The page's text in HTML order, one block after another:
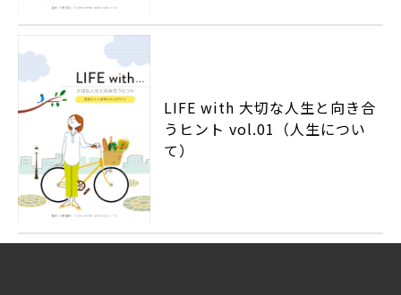
LIFE with 大切な人生と向き合
うヒント vol.01（人生につい
て）